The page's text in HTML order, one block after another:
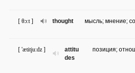
thought
[ θɔ:t ] мысль; мнение;
attitu
des
[ 'ætitju:dz ] позиция;